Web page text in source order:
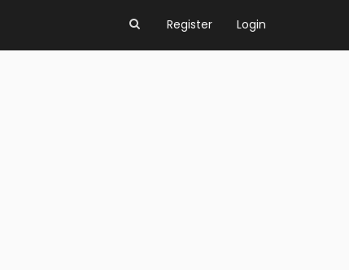
Register Login